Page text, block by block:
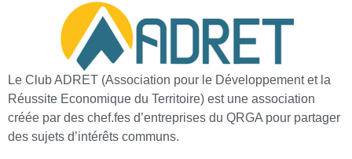
Le Club ADRET (Association pour le Développement et la
Réussite Economique du Territoire) est une association
créée par des chef.fes d’entreprises du QRGA pour partager
des sujets d’intérêts communs.